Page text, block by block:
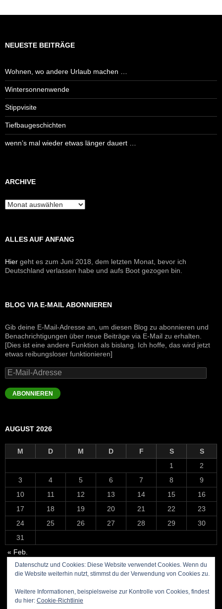
NEUESTE BEITRÄGE
Wohnen, wo andere Urlaub machen …
Wintersonnenwende
Stippvisite
Tiefbaugeschichten
wenn’s mal wieder etwas länger dauert …
ARCHIVE
Archive
ALLES AUF ANFANG
Hier geht es zum Juni 2018, dem letzten Monat, bevor ich
Deutschland verlassen habe und aufs Boot gezogen bin.
BLOG VIA E-MAIL ABONNIEREN
Gib deine E-Mail-Adresse an, um diesen Blog zu abonnieren und
Benachrichtigungen über neue Beiträge via E-Mail zu erhalten.
[Dies ist eine andere Funktion als bislang. Ich hoffe, das wird jetzt
etwas reibungsloser funktionieren]
E-
Mail-
Adresse
ABONNIEREN
AUGUST 2026
M D M D F S
S
1
2
3
4 5 6 7 8
9
10
11 12 13 14 15
16
17
18 19 20 21 22
23
24
25 26 27 28 29
30
31
« Feb.
Datenschutz und Cookies: Diese Website verwendet Cookies. Wenn du
die Website weiterhin nutzt, stimmst du der Verwendung von Cookies zu.
Weitere Informationen, beispielsweise zur Kontrolle von Cookies, findest
du hier: Cookie-Richtlinie